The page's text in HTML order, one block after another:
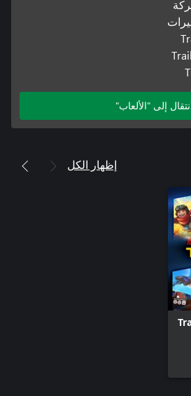
إلى "الألعاب"
إظهار الكل